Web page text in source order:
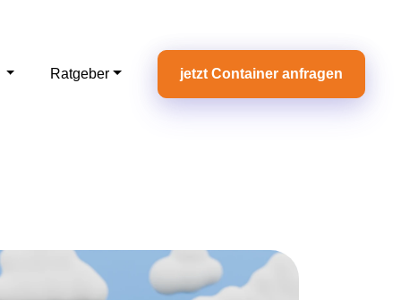
Ratgeber jetzt Container anfragen